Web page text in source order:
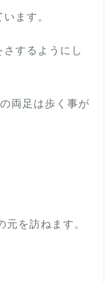
ます。
するようにし
両足は歩く事が
を訪ねます。